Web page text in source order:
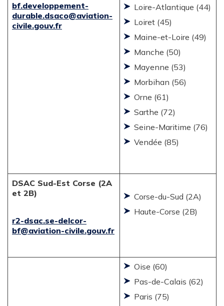
bf.developpement-
durable.dsaco@aviation-
civile.gouv.fr
Loire-Atlantique (44)
Loiret (45)
Maine-et-Loire (49)
Manche (50)
Mayenne (53)
Morbihan (56)
Orne (61)
Sarthe (72)
Seine-Maritime (76)
Vendée (85)
DSAC Sud-Est Corse (2A
et 2B)
r2-dsac.se-delcor-
bf@aviation-civile.gouv.fr
Corse-du-Sud (2A)
Haute-Corse (2B)
Oise (60)
Pas-de-Calais (62)
Paris (75)